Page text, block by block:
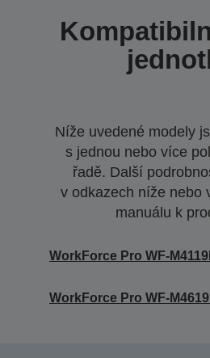
Níže uvedené modely
s jednou nebo více
řadě. Další
v odkazech níže nebo
manuálu k
WorkForce Pro WF-
WorkForce Pro WF-